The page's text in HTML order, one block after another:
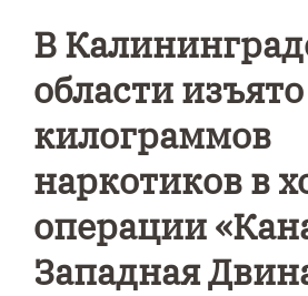
В
области
килограммов
наркотиков в
операции
Западная